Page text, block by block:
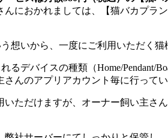
におかれましては、【猫バカプラ
想いから、一度にご利用いただく猫
デバイスの種類（Home/
んのアプリアカウント毎に行ってい
ただけますが、オーナー飼い主さ